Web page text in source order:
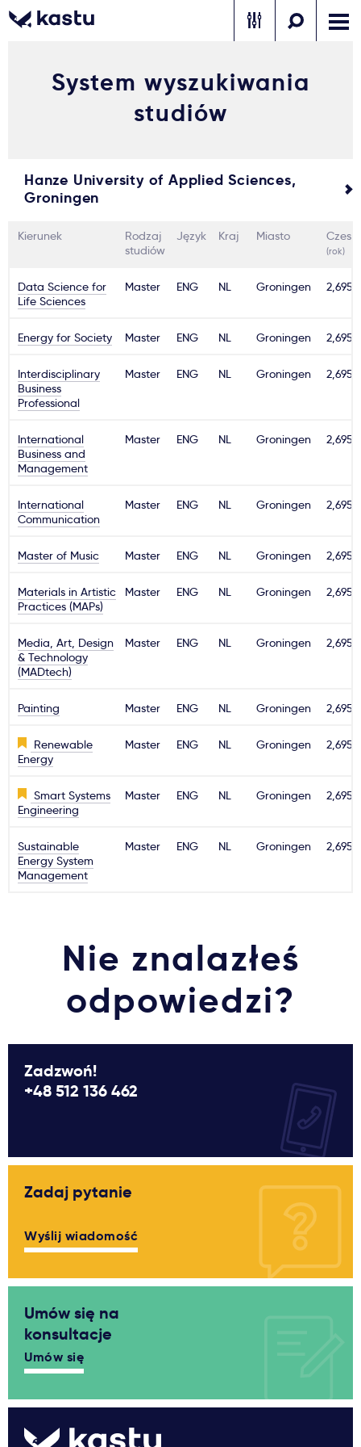
Powiadomienia
Formularz aplikacyjny
Zadzwoń Bezpłatne konsultacje Kontakt
Gdzie studiować?
Jak aplikować?
Ważne
Usługi
Dlaczego Kastu?
Aktualności
System wyszukiwania
studiów
Hanze University of Applied Sciences,
Groningen
Kierunek
Rodzaj
studiów
Język Kraj Miasto
(rok)
Data Science for
Life Sciences
Master ENG NL Groningen 2,695€
Energy for Society Master ENG NL Groningen 2,695€
Interdisciplinary
Business
Professional
Master ENG NL Groningen 2,695€
International
Business and
Management
Master ENG NL Groningen 2,695€
International
Communication
Master ENG NL Groningen 2,695€
Master of Music Master ENG NL Groningen 2,695€
Materials in Artistic
Practices (MAPs)
Master ENG NL Groningen 2,695€
Media, Art, Design
& Technology
(MADtech)
Master ENG NL Groningen 2,695€
Painting Master ENG NL Groningen 2,695€
Renewable
Energy
Master ENG NL Groningen 2,695€
Smart Systems
Engineering
Master ENG NL Groningen 2,695€
Sustainable
Energy System
Management
Master ENG NL Groningen 2,695€
Nie znalazłeś
odpowiedzi?
Zadzwoń!
+48 512 136 462
Zadaj pytanie
Wyślij wiadomość
Umów się na
konsultacje
Umów się